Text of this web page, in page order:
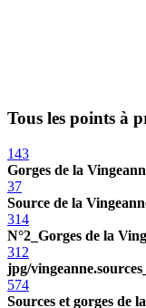
Tous les points à
143
Gorges de la
37
Source de la
314
N°2_Gorges de la
312
jpg/
574
Sources et gorges de